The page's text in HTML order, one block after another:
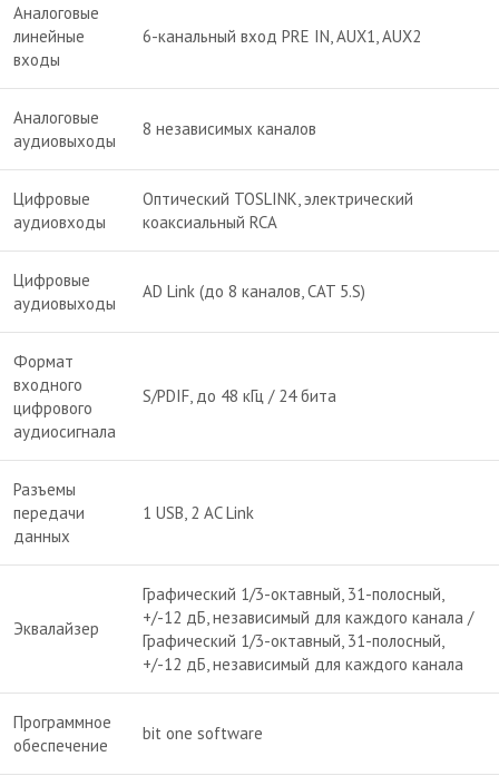
Аналоговые
линейные
входы
6-канальный вход PRE IN, AUX1, AUX2
Аналоговые
аудиовыходы
8 независимых каналов
Цифровые
аудиовходы
Оптический TOSLINK, электрический
коаксиальный RCA
Цифровые
аудиовыходы
AD Link (до 8 каналов, CAT 5.S)
Формат
входного
цифрового
аудиосигнала
S/PDIF, до 48 кГц / 24 бита
Разъемы
передачи
данных
1 USB, 2 AC Link
Эквалайзер
Графический 1/3-октавный, 31-полосный,
+/-12 дБ, независимый для каждого канала /
Графический 1/3-октавный, 31-полосный,
+/-12 дБ, независимый для каждого канала
Программное
обеспечение
bit one software